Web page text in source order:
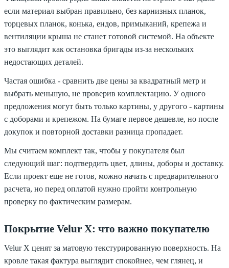
если материал выбран правильно, без карнизных планок,
торцевых планок, конька, ендов, примыканий, крепежа и
вентиляции крыша не станет готовой системой. На объекте
это выглядит как остановка бригады из-за нескольких
недостающих деталей.
Частая ошибка - сравнить две цены за квадратный метр и
выбрать меньшую, не проверив комплектацию. У одного
предложения могут быть только картины, у другого - картины
с доборами и крепежом. На бумаге первое дешевле, но после
докупок и повторной доставки разница пропадает.
Мы считаем комплект так, чтобы у покупателя был
следующий шаг: подтвердить цвет, длины, доборы и доставку.
Если проект еще не готов, можно начать с предварительного
расчета, но перед оплатой нужно пройти контрольную
проверку по фактическим размерам.
Покрытие Velur X: что важно покупателю
Velur X ценят за матовую текстурированную поверхность. На
кровле такая фактура выглядит спокойнее, чем глянец, и